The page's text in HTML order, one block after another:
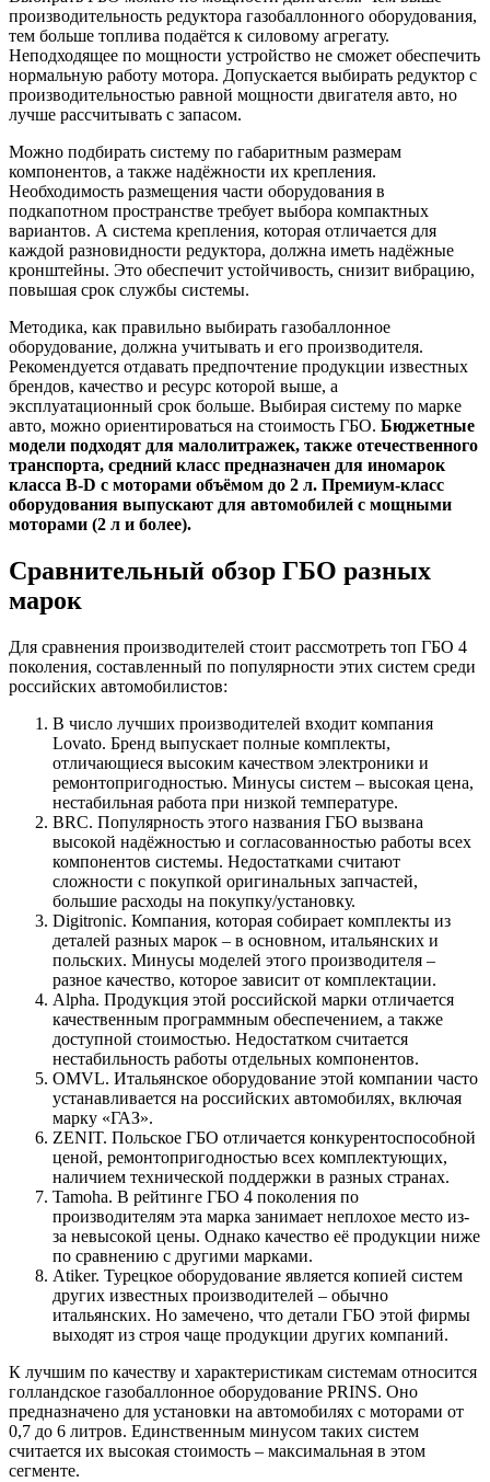
производительность редуктора газобаллонного оборудования,
тем больше топлива подаётся к силовому агрегату.
Неподходящее по мощности устройство не сможет обеспечить
нормальную работу мотора. Допускается выбирать редуктор с
производительностью равной мощности двигателя авто, но
лучше рассчитывать с запасом.
Можно подбирать систему по габаритным размерам
компонентов, а также надёжности их крепления.
Необходимость размещения части оборудования в
подкапотном пространстве требует выбора компактных
вариантов. А система крепления, которая отличается для
каждой разновидности редуктора, должна иметь надёжные
кронштейны. Это обеспечит устойчивость, снизит вибрацию,
повышая срок службы системы.
Методика, как правильно выбирать газобаллонное
оборудование, должна учитывать и его производителя.
Рекомендуется отдавать предпочтение продукции известных
брендов, качество и ресурс которой выше, а
эксплуатационный срок больше. Выбирая систему по марке
авто, можно ориентироваться на стоимость ГБО. Бюджетные
модели подходят для малолитражек, также отечественного
транспорта, средний класс предназначен для иномарок
класса B-D с моторами объёмом до 2 л. Премиум-класс
оборудования выпускают для автомобилей с мощными
моторами (2 л и более).
Сравнительный обзор ГБО разных
марок
Для сравнения производителей стоит рассмотреть топ ГБО 4
поколения, составленный по популярности этих систем среди
российских автомобилистов:
В число лучших производителей входит компания
Lovato. Бренд выпускает полные комплекты,
отличающиеся высоким качеством электроники и
ремонтопригодностью. Минусы систем – высокая цена,
нестабильная работа при низкой температуре.
BRC. Популярность этого названия ГБО вызвана
высокой надёжностью и согласованностью работы всех
компонентов системы. Недостатками считают
сложности с покупкой оригинальных запчастей,
большие расходы на покупку/установку.
Digitronic. Компания, которая собирает комплекты из
деталей разных марок – в основном, итальянских и
польских. Минусы моделей этого производителя –
разное качество, которое зависит от комплектации.
Alpha. Продукция этой российской марки отличается
качественным программным обеспечением, а также
доступной стоимостью. Недостатком считается
нестабильность работы отдельных компонентов.
OMVL. Итальянское оборудование этой компании часто
устанавливается на российских автомобилях, включая
марку «ГАЗ».
ZENIT. Польское ГБО отличается конкурентоспособной
ценой, ремонтопригодностью всех комплектующих,
наличием технической поддержки в разных странах.
Tamoha. В рейтинге ГБО 4 поколения по
производителям эта марка занимает неплохое место из-
за невысокой цены. Однако качество её продукции ниже
по сравнению с другими марками.
Atiker. Турецкое оборудование является копией систем
других известных производителей – обычно
итальянских. Но замечено, что детали ГБО этой фирмы
выходят из строя чаще продукции других компаний.
К лучшим по качеству и характеристикам системам относится
голландское газобаллонное оборудование PRINS. Оно
предназначено для установки на автомобилях с моторами от
0,7 до 6 литров. Единственным минусом таких систем
считается их высокая стоимость – максимальная в этом
сегменте.